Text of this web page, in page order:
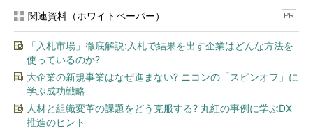
関連資料（ホワイトペーパー） PR
「入札市場」徹底解説:入札で結果を出す企業はどんな方法を
使っているのか?
大企業の新規事業はなぜ進まない? ニコンの「スピンオフ」に
学ぶ成功戦略
人材と組織変革の課題をどう克服する? 丸紅の事例に学ぶDX
推進のヒント